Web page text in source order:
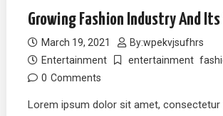
Growing Fashion Industry And Its
March 19, 2021 By:wpekvjsufhrs
Entertainment
entertainment
0 Comments
Lorem ipsum dolor sit amet, consectetur